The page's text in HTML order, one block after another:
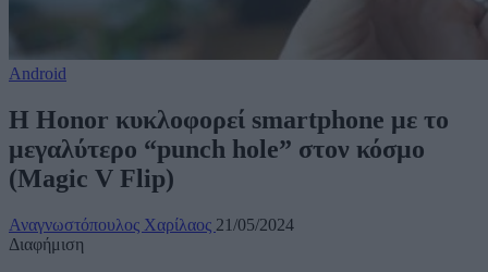
Android
Η Honor κυκλοφορεί smartphone με το
μεγαλύτερο “punch hole” στον κόσμο
(Magic V Flip)
Αναγνωστόπουλος Χαρίλαος 21/05/2024
Διαφήμιση